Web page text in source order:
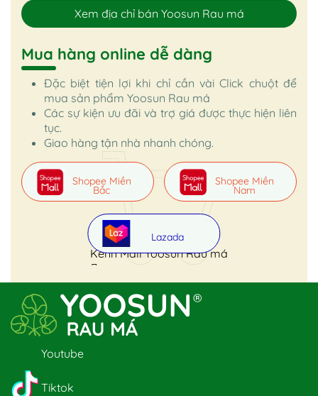
Xem địa chỉ bán Yoosun Rau má
Mua hàng online dễ dàng
Đặc biệt tiện lợi khi chỉ cần vài Click chuột để
mua sản phẩm Yoosun Rau má
Các sự kiện ưu đãi và trợ giá được thực hiện liên
tục.
Giao hàng tận nhà nhanh chóng.
Kênh Mall Yoosun Rau má
Shopee Miền
Bắc
Shopee Miền
Nam
Lazada
Youtube
Tiktok